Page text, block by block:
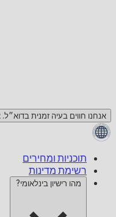
אנחנו חווים בעיה זמנית
תוכניות ומחירים
רשימת מדינות
מהו רישיון בינלאומי?